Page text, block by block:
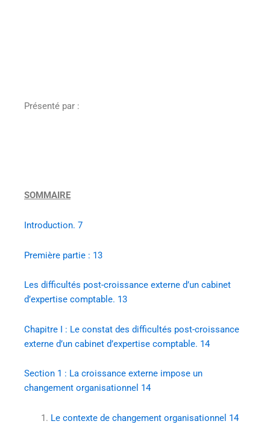
Présenté par :
SOMMAIRE
Introduction. 7
Première partie : 13
Les difficultés post-croissance externe d’un cabinet
d’expertise comptable. 13
Chapitre I : Le constat des difficultés post-croissance
externe d’un cabinet d’expertise comptable. 14
Section 1 : La croissance externe impose un
changement organisationnel 14
Le contexte de changement organisationnel 14